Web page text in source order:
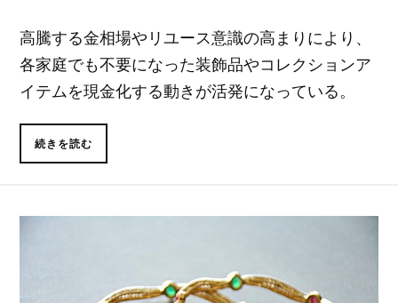
高騰する金相場やリユース意識の高まりにより、
各家庭でも不要になった装飾品やコレクションア
イテムを現金化する動きが活発になっている。
続きを読む